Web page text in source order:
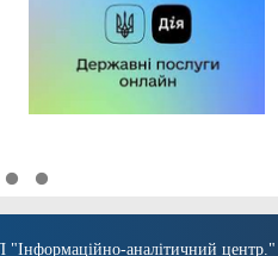
"Інформаційно-аналітичний центр."